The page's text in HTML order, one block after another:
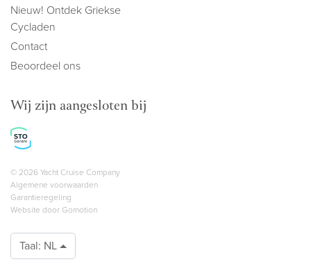
Nieuw! Ontdek Griekse
Cycladen
Contact
Beoordeel ons
Wij zijn aangesloten bij
Copyright navigation
© 2026 Yacht Cruise Company
Algemene voorwaarden
Garantieregeling
Website door Gomotion
Taal: NL